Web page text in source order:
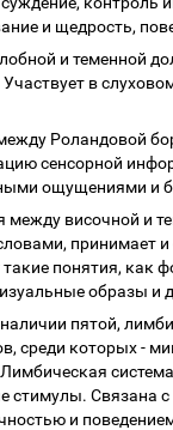
и щедрость,
лобной и теменной
в
Роландовой
сенсорной
ощущениями и
между височной и
принимает
такие понятия, как
образы и
пятой,
среди которых -
стимулы. Связана
и